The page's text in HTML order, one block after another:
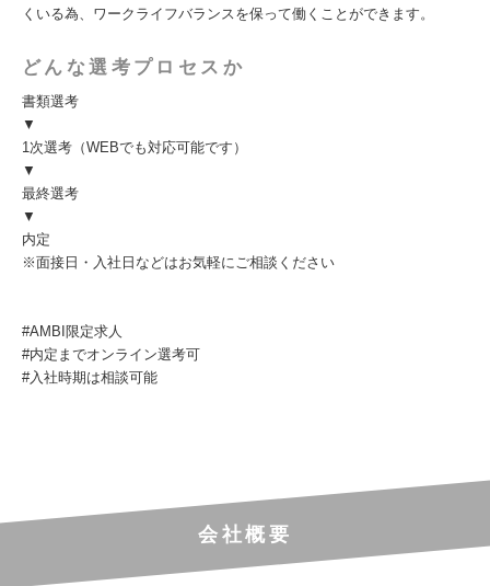
くいる為、ワークライフバランスを保って働くことができます。
どんな選考プロセスか
書類選考
▼
1次選考（WEBでも対応可能です）
▼
最終選考
▼
内定
※面接日・入社日などはお気軽にご相談ください
#AMBI限定求人
#内定までオンライン選考可
#入社時期は相談可能
会社概要